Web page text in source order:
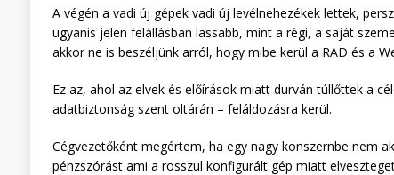
A végén a vadi új gépek vadi új levélnehezékek lettek,
ugyanis jelen felállásban lassabb, mint a régi, a saját
akkor ne is beszéljünk arról, hogy mibe kerül a RAD és a
Ez az, ahol az elvek és előírások miatt durván túllőttek a
adatbiztonság szent oltárán – feláldozásra kerül.
Cégvezetőként megértem, ha egy nagy konszernbe nem
pénzszórást ami a rosszul konfigurált gép miatt